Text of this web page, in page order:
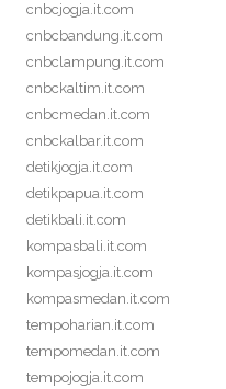
cnbcjogja.it.com
cnbcbandung.it.com
cnbclampung.it.com
cnbckaltim.it.com
cnbcmedan.it.com
cnbckalbar.it.com
detikjogja.it.com
detikpapua.it.com
detikbali.it.com
kompasbali.it.com
kompasjogja.it.com
kompasmedan.it.com
tempoharian.it.com
tempomedan.it.com
tempojogja.it.com